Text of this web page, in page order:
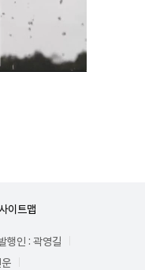
사이트맵
행인 : 곽영길